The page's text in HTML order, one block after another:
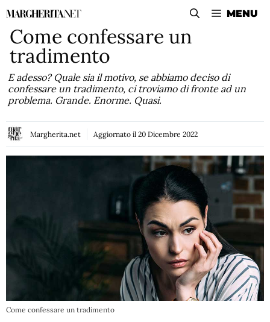
Vai
contenuto
MENU
Come confessare un
tradimento
E adesso? Quale sia il motivo, se abbiamo deciso di
confessare un tradimento, ci troviamo di fronte ad un
problema. Grande. Enorme. Quasi.
Margherita.net Aggiornato il 20 Dicembre 2022
Come confessare un tradimento